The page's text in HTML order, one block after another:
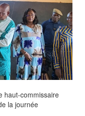
haut-commissaire
la journée